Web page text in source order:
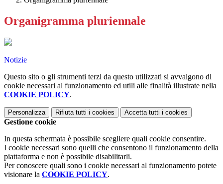
Organigramma pluriennale
Notizie
Questo sito o gli strumenti terzi da questo utilizzati si avvalgono di
cookie necessari al funzionamento ed utili alle finalità illustrate nella
COOKIE POLICY.
Personalizza Rifiuta tutti i cookies Accetta tutti i cookies
Gestione cookie
In questa schermata è possibile scegliere quali cookie consentire.
I cookie necessari sono quelli che consentono il funzionamento della
piattaforma e non è possibile disabilitarli.
Per conoscere quali sono i cookie necessari al funzionamento potete
visionare la COOKIE POLICY.